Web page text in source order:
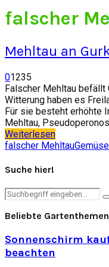
falscher
Mehltau an
01235
Falscher Mehltau befällt
Witterung haben es
Für sie besteht erhöhte
Mehltau,
Weiterlesen
falscher MehltauGemüse
Suche hier!
Search
Beliebte Gartenthemen
Sonnenschirm
beachten